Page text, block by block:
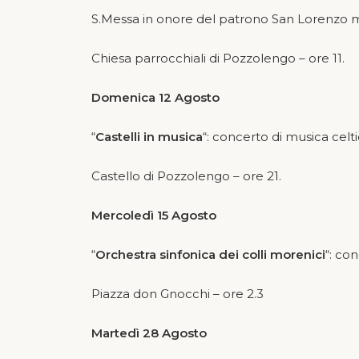
S.Messa in onore del patrono San Lorenzo
Chiesa parrocchiali di Pozzolengo – ore 11.
Domenica 12 Agosto
“Castelli in musica“: concerto di musica
Castello di Pozzolengo – ore 21.
Mercoledì 15 Agosto
“Orchestra sinfonica dei colli morenici“:
Piazza don Gnocchi – ore 2.3
Martedì 28 Agosto